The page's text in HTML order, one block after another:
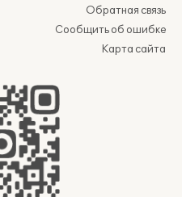
Обратная связь
Сообщить об ошибке
Карта сайта